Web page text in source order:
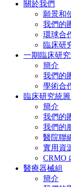
關於我們
願景和
我們的
環球合
臨床研
一期臨床研
簡介
我們的
學術合
臨床研究統
簡介
我們的
我們的
醫院聯
實用資
CRMO
醫療器械組
簡介